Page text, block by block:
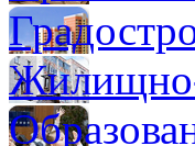
Жилищно-